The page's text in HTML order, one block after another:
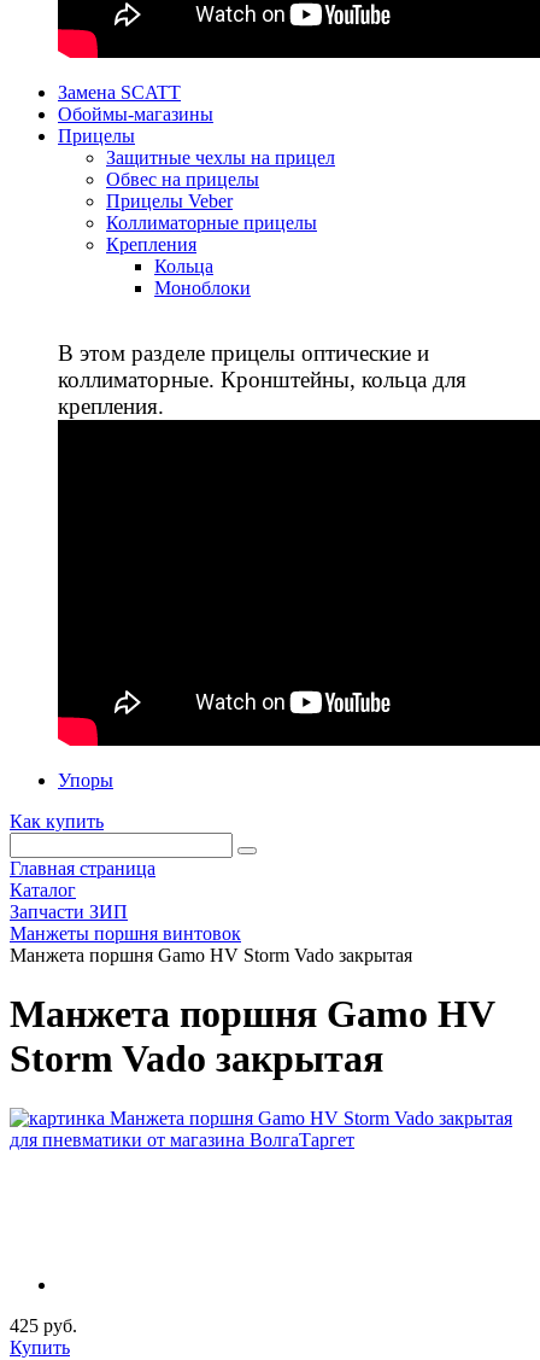
Замена SCATT
Обоймы-магазины
Прицелы
Защитные чехлы на прицел
Обвес на прицелы
Прицелы Veber
Коллиматорные прицелы
Крепления
Кольца
Моноблоки
В этом разделе прицелы оптические и
коллиматорные. Кронштейны, кольца для
крепления.
Упоры
Как купить
Главная страница
Каталог
Запчасти ЗИП
Манжеты поршня винтовок
Манжета поршня Gamo HV Storm Vado закрытая
Манжета поршня Gamo HV
Storm Vado закрытая
425 руб.
Купить